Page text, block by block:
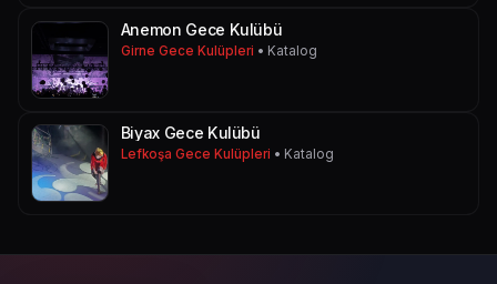
Anemon Gece Kulübü
Girne Gece Kulüpleri • Katalog
Biyax Gece Kulübü
Lefkoşa Gece Kulüpleri • Katalog